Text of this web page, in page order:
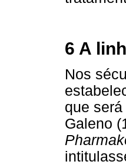
6 A
Nos
que
Galeno